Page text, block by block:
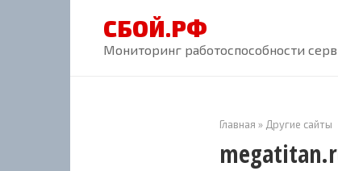
СБОЙ.РФ
Мониторинг работоспособности
Главная » Другие сайты